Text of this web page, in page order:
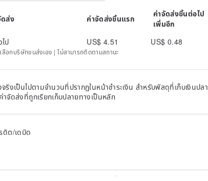
ดส่ง ค่าจัดส่งชิ้นแรก
ค่าจัดส่งชิ้นต่อไป
เพิ่มอีก
ป
US$ 4.51 US$ 0.48
ลือกบริษัทขนส่งเอง | ไม่สามารถติดตามสถานะ
ริงเป็นไปตามจำนวนที่ปรากฏในหน้าชำระเงิน สำหรับพัสดุที่เก็บเงินปล
จัดส่งที่ถูกเรียกเก็บปลายทางเป็นหลัก
ดิต/เดบิด